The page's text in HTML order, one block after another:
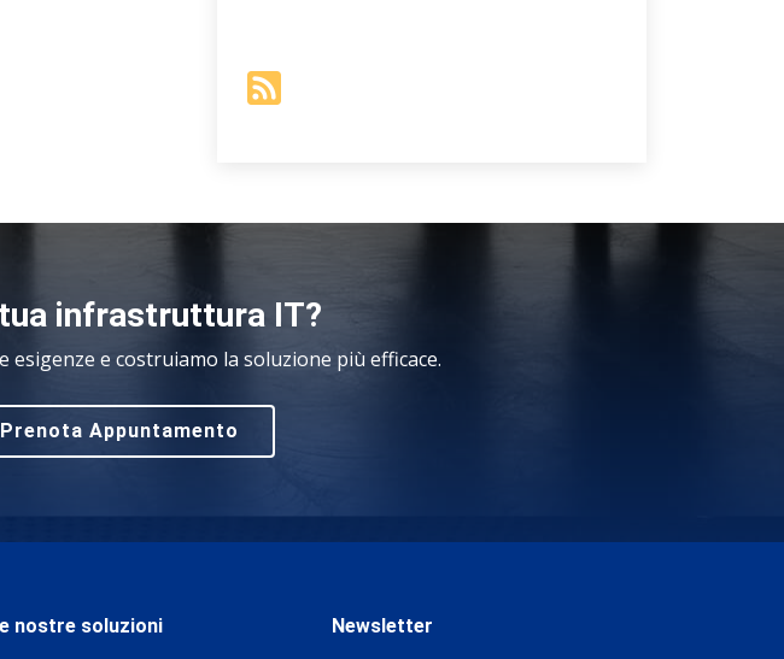
infrastruttura IT?
e costruiamo la soluzione più efficace.
Prenota Appuntamento
nostre soluzioni
Newsletter